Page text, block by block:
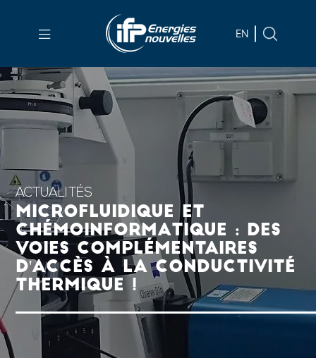
contenu
Skip
to
main
menu
search
EN
ACTUALITÉS
MICROFLUIDIQUE ET
CHÉMOINFORMATIQUE : DES
VOIES COMPLÉMENTAIRES
D'ACCÈS À LA CONDUCTIVITÉ
THERMIQUE !